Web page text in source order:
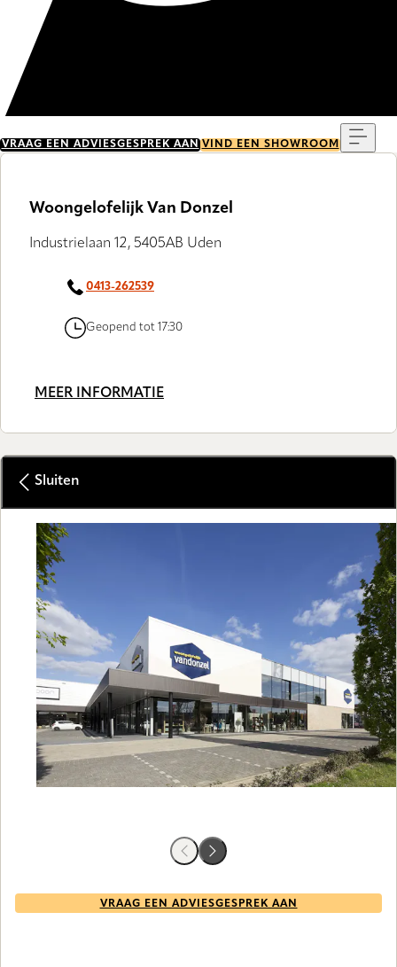
VRAAG EEN ADVIESGESPREK AAN VIND EEN SHOWROOM
Woongelofelijk Van Donzel
Industrielaan 12, 5405AB Uden
0413-262539
Geopend tot 17:30
MEER INFORMATIE
Sluiten
VRAAG EEN ADVIESGESPREK AAN